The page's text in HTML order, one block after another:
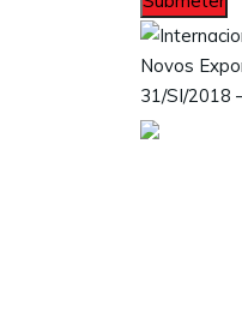
Novos
31/SI/2018